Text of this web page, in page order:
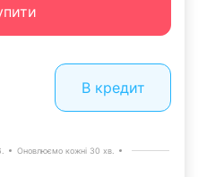
В кредит
Оновлюємо кожні 30 хв.